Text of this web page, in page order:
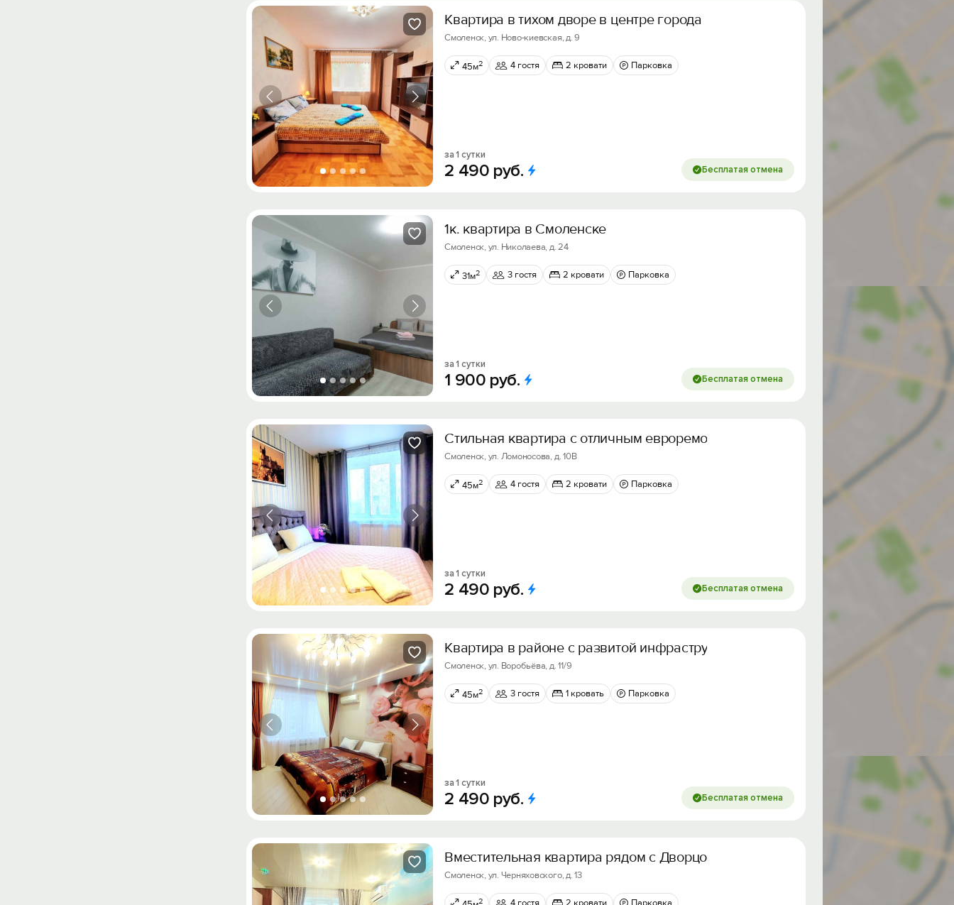
Квартира в тихом дворе в центре города
Смоленск, ул. Ново-киевская, д. 9
45м2 4 гостя 2 кровати Парковка
за 1 сутки
2 490 руб. Бесплатая отмена
1к. квартира в Смоленске
Смоленск, ул. Николаева, д. 24
31м2 3 гостя 2 кровати Парковка
за 1 сутки
1 900 руб. Бесплатая отмена
Стильная кваpтира с отличным eврoрeмoнтом на 2 этаже
Смоленск, ул. Ломоносова, д. 10В
45м2 4 гостя 2 кровати Парковка
за 1 сутки
2 490 руб. Бесплатая отмена
Квартира в районе с развитой инфраструктурой
Смоленск, ул. Воробьёва, д. 11/9
45м2 3 гостя 1 кровать Парковка
за 1 сутки
2 490 руб. Бесплатая отмена
Вместительная квартира рядом с Дворцом Спорта «Юбилейный»
Смоленск, ул. Черняховского, д. 13
2